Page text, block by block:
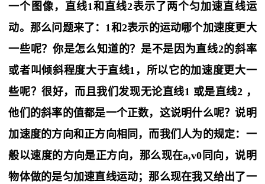
一个图像，直线1和直线2表示了两个匀加速直线运
动。那么问题来了：1和2表示的运动哪个加速度更大
一些呢？你是怎么知道的？是不是因为直线2的斜率
或者叫倾斜程度大于直线1，所以它的加速度更大一
些呢？很好，而且我们发现无论直线1 或是直线2 ，
他们的斜率的值都是一个正数，这说明什么呢？说明
加速度的方向和正方向相同，而我们人为的规定：一
般以速度的方向是正方向，那么现在a,v0同向，说明
物体做的是匀加速直线运动；那么现在我又给出了一